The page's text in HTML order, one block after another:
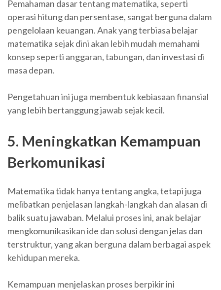
Pemahaman dasar tentang matematika, seperti
operasi hitung dan persentase, sangat berguna dalam
pengelolaan keuangan. Anak yang terbiasa belajar
matematika sejak dini akan lebih mudah memahami
konsep seperti anggaran, tabungan, dan investasi di
masa depan.
Pengetahuan ini juga membentuk kebiasaan finansial
yang lebih bertanggung jawab sejak kecil.
5. Meningkatkan Kemampuan
Berkomunikasi
Matematika tidak hanya tentang angka, tetapi juga
melibatkan penjelasan langkah-langkah dan alasan di
balik suatu jawaban. Melalui proses ini, anak belajar
mengkomunikasikan ide dan solusi dengan jelas dan
terstruktur, yang akan berguna dalam berbagai aspek
kehidupan mereka.
Kemampuan menjelaskan proses berpikir ini